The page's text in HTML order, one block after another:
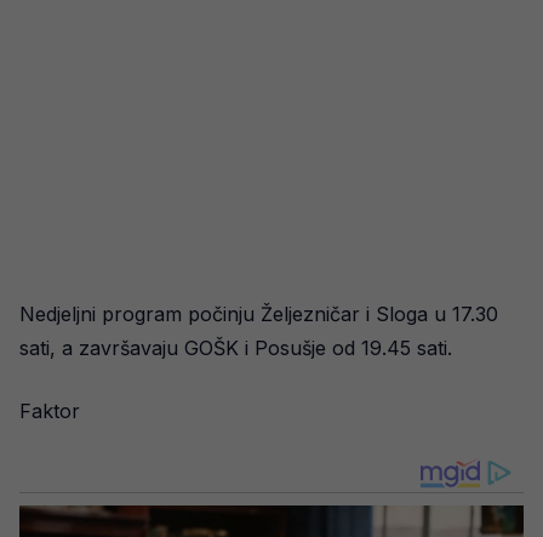
Nedjeljni program počinju Željezničar i Sloga u 17.30
sati, a završavaju GOŠK i Posušje od 19.45 sati.
Faktor